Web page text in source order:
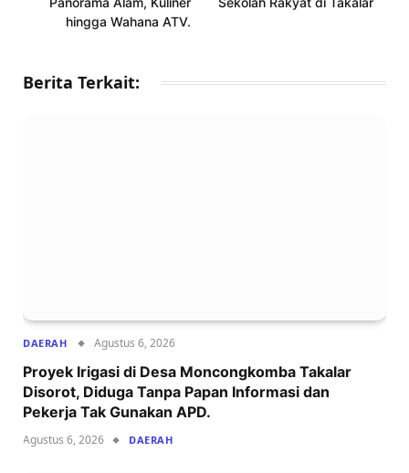
hingga Wahana ATV.
Berita Terkait:
DAERAH Agustus 6, 2026
Proyek Irigasi di Desa Moncongkomba Takalar
Disorot, Diduga Tanpa Papan Informasi dan
Pekerja Tak Gunakan APD.
Agustus 6, 2026 DAERAH